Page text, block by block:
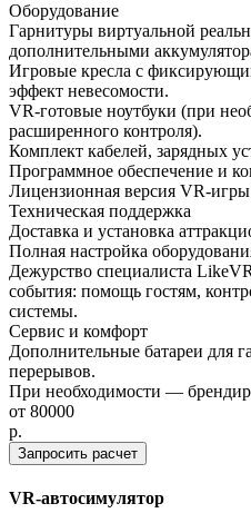
Оборудование
Гарнитуры виртуальной
дополнительными
Игровые кресла с
эффект невесомости.
VR-готовые ноутбуки (при
расширенного контроля).
Комплект кабелей, зарядных
Программное обеспечение и
Лицензионная версия VR-
Техническая поддержка
Доставка и установка
Полная настройка
Дежурство специалиста
события: помощь гостям,
системы.
Сервис и комфорт
Дополнительные батареи для
перерывов.
При необходимости —
от 80000
p.
Запросить расчет
VR-автосимулятор